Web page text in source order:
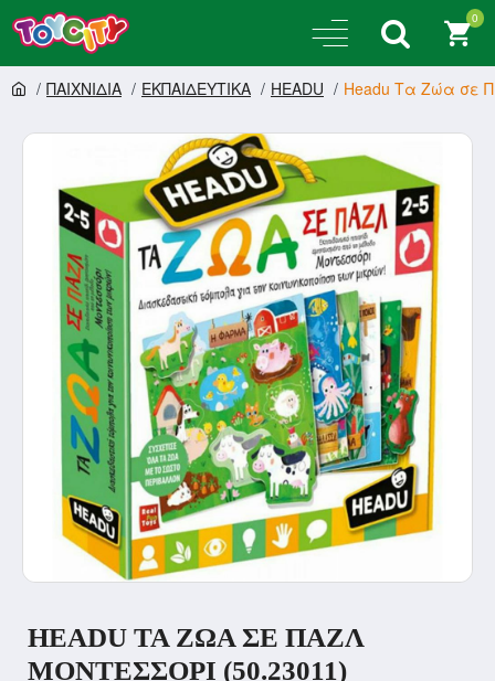
0
ΠΑΙΧΝΙΔΙΑ ΕΚΠΑΙΔΕΥΤΙΚΑ HEADU Headu Τα Ζώα σε
HEADU ΤΑ ΖΏΑ ΣΕ ΠΑΖΛ
ΜΟΝΤΕΣΣΌΡΙ (50.23011)